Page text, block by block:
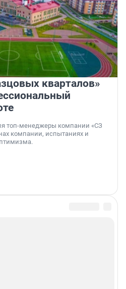
кварталов»
топ-менеджеры компании «СЗ
компании, испытаниях и